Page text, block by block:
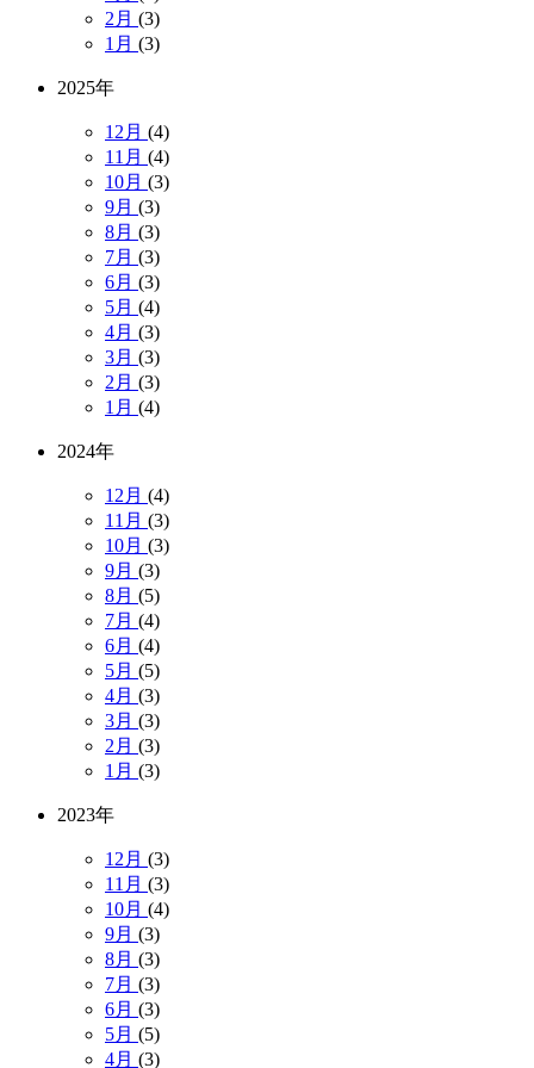
2月 (3)
1月 (3)
2025年
12月 (4)
11月 (4)
10月 (3)
9月 (3)
8月 (3)
7月 (3)
6月 (3)
5月 (4)
4月 (3)
3月 (3)
2月 (3)
1月 (4)
2024年
12月 (4)
11月 (3)
10月 (3)
9月 (3)
8月 (5)
7月 (4)
6月 (4)
5月 (5)
4月 (3)
3月 (3)
2月 (3)
1月 (3)
2023年
12月 (3)
11月 (3)
10月 (4)
9月 (3)
8月 (3)
7月 (3)
6月 (3)
5月 (5)
4月 (3)